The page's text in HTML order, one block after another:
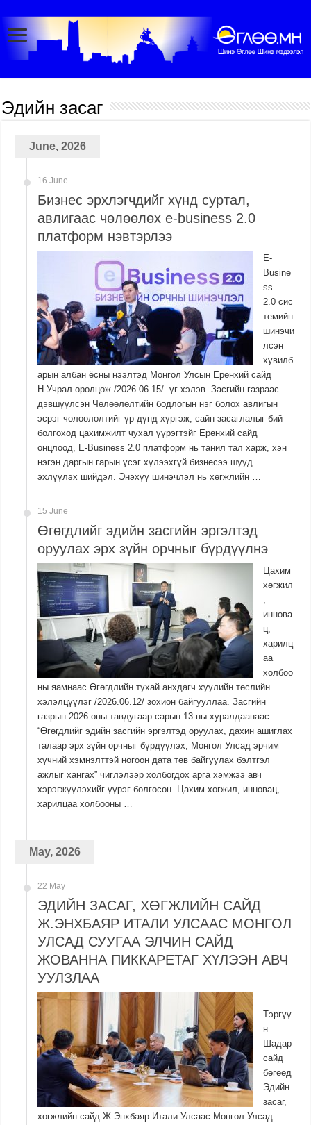
Эдийн засаг
June, 2026
16 June
Бизнес эрхлэгчдийг хүнд суртал,
авлигаас чөлөөлөх е-business 2.0
платформ нэвтэрлээ
E-
Busine
ss
2.0 сис
темийн
шинэчи
лсэн
хувилб
арын албан ёсны нээлтэд Монгол Улсын Ерөнхий сайд
Н.Учрал оролцож /2026.06.15/ үг хэлэв. Засгийн газраас
дэвшүүлсэн Чөлөөлөлтийн бодлогын нэг болох авлигын
эсрэг чөлөөлөлтийг үр дүнд хүргэж, сайн засаглалыг бий
болгоход цахимжилт чухал үүрэгтэйг Ерөнхий сайд
онцлоод, E-Business 2.0 платформ нь танил тал харж, хэн
нэгэн даргын гарын үсэг хүлээхгүй бизнесээ шууд
эхлүүлэх шийдэл. Энэхүү шинэчлэл нь хөгжлийн …
15 June
Өгөгдлийг эдийн засгийн эргэлтэд
оруулах эрх зүйн орчныг бүрдүүлнэ
Цахим
хөгжил
,
иннова
ц,
харилц
аа
холбоо
ны яамнаас Өгөгдлийн тухай анхдагч хуулийн төслийн
хэлэлцүүлэг /2026.06.12/ зохион байгууллаа. Засгийн
газрын 2026 оны тавдугаар сарын 13-ны хуралдаанаас
“Өгөгдлийг эдийн засгийн эргэлтэд оруулах, дахин ашиглах
талаар эрх зүйн орчныг бүрдүүлэх, Монгол Улсад эрчим
хүчний хэмнэлттэй ногоон дата төв байгуулах бэлтгэл
ажлыг хангах” чиглэлээр холбогдох арга хэмжээ авч
хэрэгжүүлэхийг үүрэг болгосон. Цахим хөгжил, инновац,
харилцаа холбооны …
May, 2026
22 May
ЭДИЙН ЗАСАГ, ХӨГЖЛИЙН САЙД
Ж.ЭНХБАЯР ИТАЛИ УЛСААС МОНГОЛ
УЛСАД СУУГАА ЭЛЧИН САЙД
ЖОВАННА ПИККАРЕТАГ ХҮЛЭЭН АВЧ
УУЛЗЛАА
Тэргүү
н
Шадар
сайд
бөгөөд
Эдийн
засаг,
хөгжлийн сайд Ж.Энхбаяр Итали Улсаас Монгол Улсад